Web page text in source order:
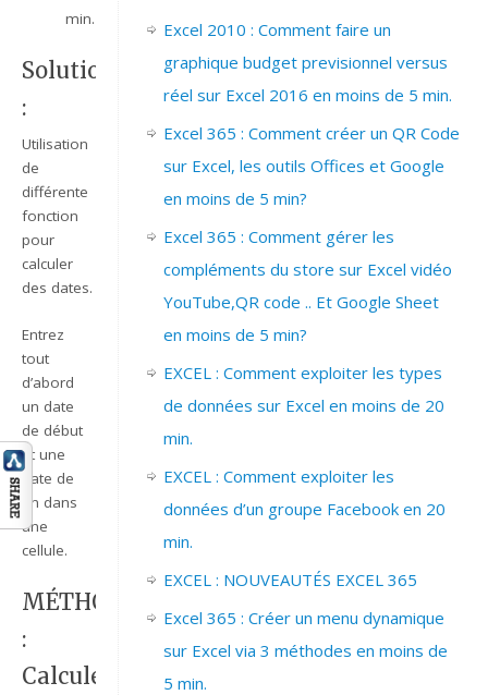
min.
Solution
:
Utilisation
de
différente
fonction
pour
calculer
des dates.
Entrez
tout
d’abord
un date
de début
et une
date de
fin dans
une
cellule.
MÉTHODES
:
Calculer
Excel 2010 : Comment faire un
graphique budget previsionnel versus
réel sur Excel 2016 en moins de 5 min.
Excel 365 : Comment créer un QR Code
sur Excel, les outils Offices et Google
en moins de 5 min?
Excel 365 : Comment gérer les
compléments du store sur Excel vidéo
YouTube,QR code .. Et Google Sheet
en moins de 5 min?
EXCEL : Comment exploiter les types
de données sur Excel en moins de 20
min.
EXCEL : Comment exploiter les
données d’un groupe Facebook en 20
min.
EXCEL : NOUVEAUTÉS EXCEL 365
Excel 365 : Créer un menu dynamique
sur Excel via 3 méthodes en moins de
5 min.